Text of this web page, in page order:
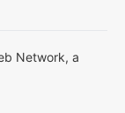
Network, a